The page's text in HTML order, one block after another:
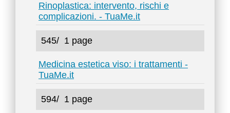
Rinoplastica: intervento, rischi e
complicazioni. - TuaMe.it
545/ 1 page
Medicina estetica viso: i trattamenti -
TuaMe.it
594/ 1 page